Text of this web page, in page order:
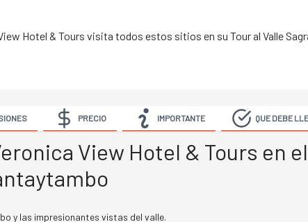
Hotel & Tours visita todos estos sitios en su Tour al Valle
PRECIO IMPORTANTE QUE DEBE
View Hotel & Tours en
y las impresionantes vistas del valle.